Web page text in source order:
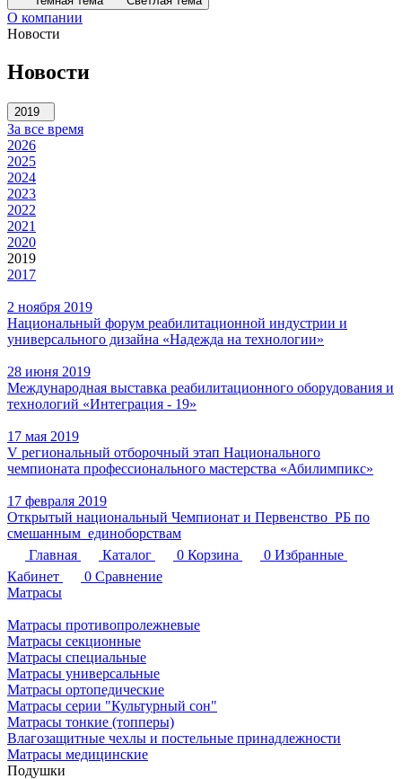
О компании
Новости
Новости
2019
За все время
2026
2025
2024
2023
2022
2021
2020
2019
2017
2 ноября 2019
Национальный форум реабилитационной индустрии и
универсального дизайна «Надежда на технологии»
28 июня 2019
Международная выставка реабилитационного оборудования и
технологий «Интеграция - 19»
17 мая 2019
V региональный отборочный этап Национального
чемпионата профессионального мастерства «Абилимпикс»
17 февраля 2019
Открытый национальный Чемпионат и Первенство РБ по
смешанным единоборствам
Главная
Каталог 0 Корзина 0 Избранные
Кабинет
0 Сравнение
Матрасы
Матрасы противопролежневые
Матрасы секционные
Матрасы специальные
Матрасы универсальные
Матрасы ортопедические
Матрасы серии "Культурный сон"
Матрасы тонкие (топперы)
Влагозащитные чехлы и постельные принадлежности
Матрасы медицинские
Подушки